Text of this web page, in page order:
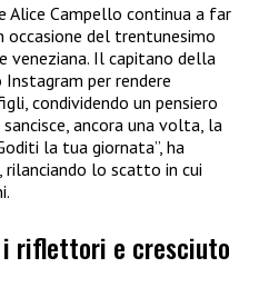
Campello continua a far
occasione del trentunesimo
veneziana. Il capitano della
per rendere
condividendo un pensiero
ancora una volta, la
la tua giornata”, ha
lo scatto in cui
riflettori e cresciuto